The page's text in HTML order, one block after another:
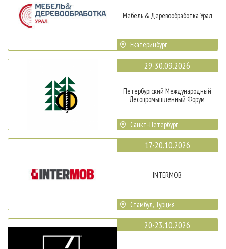
Мебель & Деревообработка Урал
Екатеринбург
29-30.09.2026
Петербургский Международный
Лесопромышленный Форум
Санкт-Петербург
17-20.10.2026
INTERMOB
Стамбул, Турция
20-23.10.2026